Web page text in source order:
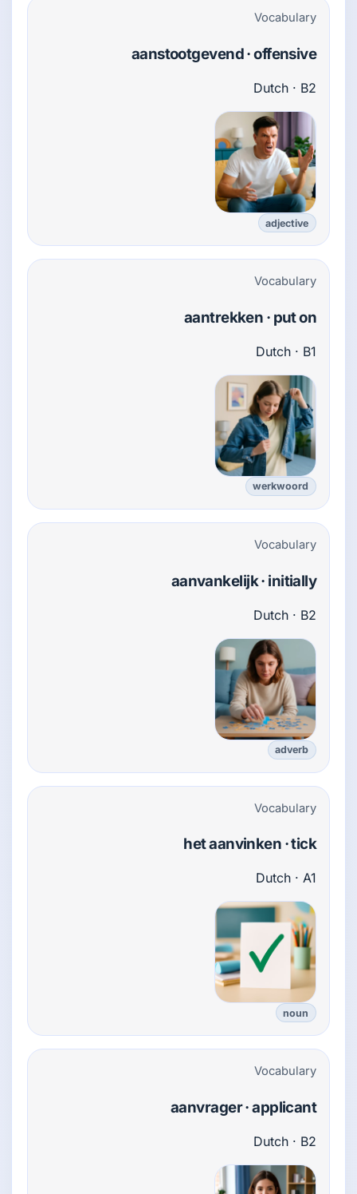
Vocabulary
aanstootgevend · offensive
Dutch · B2
adjective
Vocabulary
aantrekken · put on
Dutch · B1
werkwoord
Vocabulary
aanvankelijk · initially
Dutch · B2
adverb
Vocabulary
het aanvinken · tick
Dutch · A1
noun
Vocabulary
aanvrager · applicant
Dutch · B2